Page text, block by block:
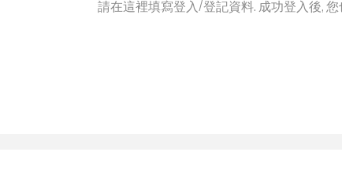
請在這裡填寫登入/登記資料. 成功登入後,